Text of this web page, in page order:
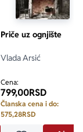
Priče uz ognjište
Vlada Arsić
Cena:
799,00RSD
Članska cena i do:
575,28RSD